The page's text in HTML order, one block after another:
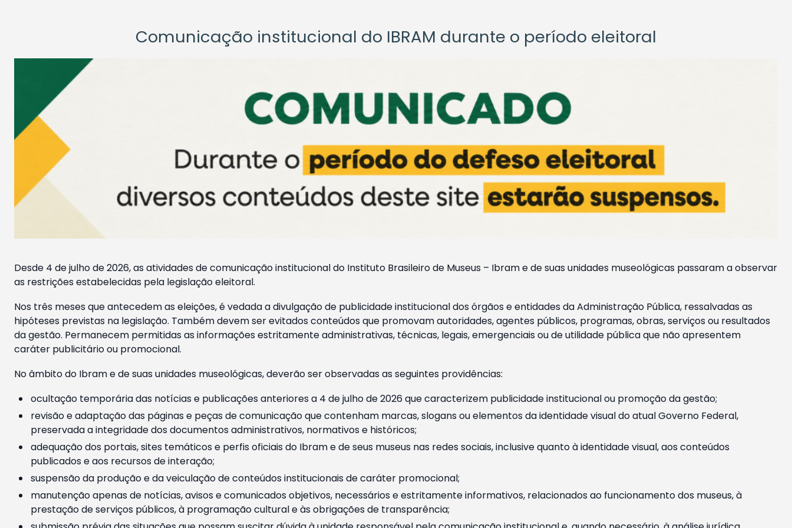
Comunicação institucional do IBRAM durante o período eleitoral
Desde 4 de julho de 2026, as atividades de comunicação institucional do Instituto Brasileiro de Museus – Ibram e de suas unidades museológicas passaram a observar
as restrições estabelecidas pela legislação eleitoral.
Nos três meses que antecedem as eleições, é vedada a divulgação de publicidade institucional dos órgãos e entidades da Administração Pública, ressalvadas as
hipóteses previstas na legislação. Também devem ser evitados conteúdos que promovam autoridades, agentes públicos, programas, obras, serviços ou resultados
da gestão. Permanecem permitidas as informações estritamente administrativas, técnicas, legais, emergenciais ou de utilidade pública que não apresentem
caráter publicitário ou promocional.
No âmbito do Ibram e de suas unidades museológicas, deverão ser observadas as seguintes providências:
ocultação temporária das notícias e publicações anteriores a 4 de julho de 2026 que caracterizem publicidade institucional ou promoção da gestão;
revisão e adaptação das páginas e peças de comunicação que contenham marcas, slogans ou elementos da identidade visual do atual Governo Federal,
preservada a integridade dos documentos administrativos, normativos e históricos;
adequação dos portais, sites temáticos e perfis oficiais do Ibram e de seus museus nas redes sociais, inclusive quanto à identidade visual, aos conteúdos
publicados e aos recursos de interação;
suspensão da produção e da veiculação de conteúdos institucionais de caráter promocional;
manutenção apenas de notícias, avisos e comunicados objetivos, necessários e estritamente informativos, relacionados ao funcionamento dos museus, à
prestação de serviços públicos, à programação cultural e às obrigações de transparência;